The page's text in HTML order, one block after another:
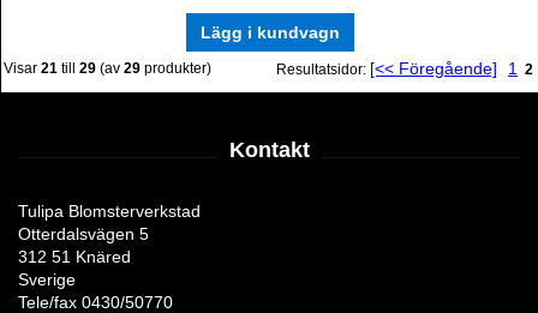
Lägg i kundvagn
Visar 21 till 29 (av 29 produkter) Resultatsidor: [<< Föregående] 1 2
Kontakt
Tulipa Blomsterverkstad
Otterdalsvägen 5
312 51 Knäred
Sverige
Tele/fax 0430/50770